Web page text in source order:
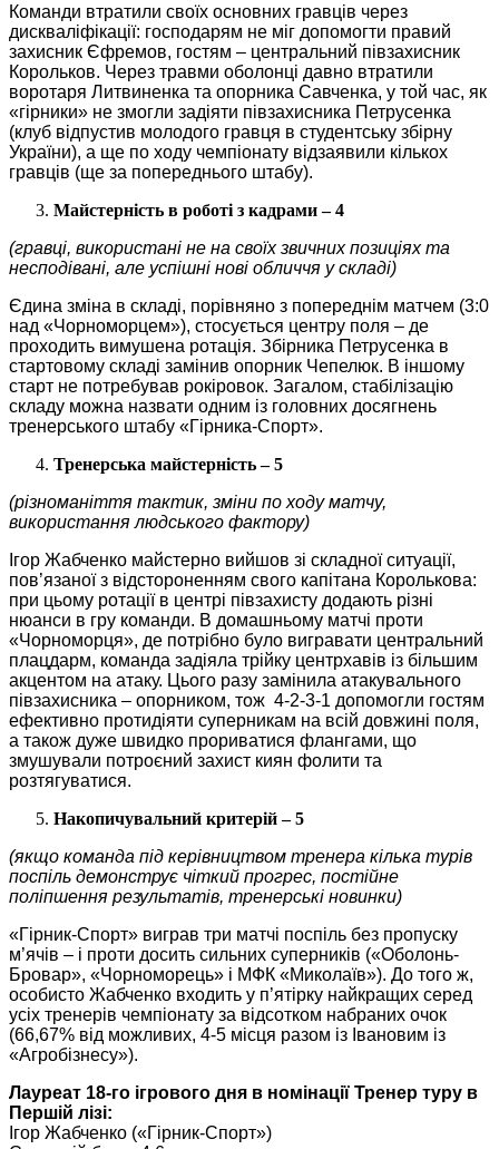
Команди втратили своїх основних гравців через
дискваліфікації: господарям не міг допомогти правий
захисник Єфремов, гостям – центральний півзахисник
Корольков. Через травми оболонці давно втратили
воротаря Литвиненка та опорника Савченка, у той час, як
«гірники» не змогли задіяти півзахисника Петрусенка
(клуб відпустив молодого гравця в студентську збірну
України), а ще по ходу чемпіонату відзаявили кількох
гравців (ще за попереднього штабу).
Майстерність в роботі з кадрами – 4
(гравці, використані не на своїх звичних позиціях та
несподівані, але успішні нові обличчя у складі)
Єдина зміна в складі, порівняно з попереднім матчем (3:0
над «Чорноморцем»), стосується центру поля – де
проходить вимушена ротація. Збірника Петрусенка в
стартовому складі замінив опорник Чепелюк. В іншому
старт не потребував рокіровок. Загалом, стабілізацію
складу можна назвати одним із головних досягнень
тренерського штабу «Гірника-Спорт».
Тренерська майстерність – 5
(різноманіття тактик, зміни по ходу матчу,
використання людського фактору)
Ігор Жабченко майстерно вийшов зі складної ситуації,
пов’язаної з відстороненням свого капітана Королькова:
при цьому ротації в центрі півзахисту додають різні
нюанси в гру команди. В домашньому матчі проти
«Чорноморця», де потрібно було вигравати центральний
плацдарм, команда задіяла трійку центрхавів із більшим
акцентом на атаку. Цього разу замінила атакувального
півзахисника – опорником, тож 4-2-3-1 допомогли гостям
ефективно протидіяти суперникам на всій довжині поля,
а також дуже швидко прориватися флангами, що
змушували потроєний захист киян фолити та
розтягуватися.
Накопичувальний критерій – 5
(якщо команда під керівництвом тренера кілька турів
поспіль демонструє чіткий прогрес, постійне
поліпшення результатів, тренерські новинки)
«Гірник-Спорт» виграв три матчі поспіль без пропуску
м’ячів – і проти досить сильних суперників («Оболонь-
Бровар», «Чорноморець» і МФК «Миколаїв»). До того ж,
особисто Жабченко входить у п’ятірку найкращих серед
усіх тренерів чемпіонату за відсотком набраних очок
(66,67% від можливих, 4-5 місця разом із Івановим із
«Агробізнесу»).
Лауреат 18-го ігрового дня в номінації Тренер туру в
Першій лізі:
Ігор Жабченко («Гірник-Спорт»)